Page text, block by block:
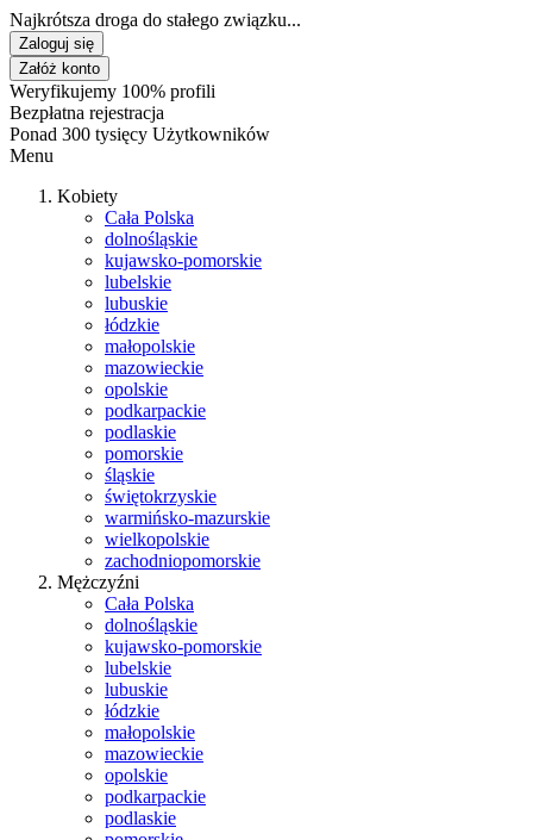
Najkrótsza droga do stałego związku...
Zaloguj się
Załóż konto
Weryfikujemy 100% profili
Bezpłatna rejestracja
Ponad 300 tysięcy Użytkowników
Menu
Kobiety
Cała Polska
dolnośląskie
kujawsko-pomorskie
lubelskie
lubuskie
łódzkie
małopolskie
mazowieckie
opolskie
podkarpackie
podlaskie
pomorskie
śląskie
świętokrzyskie
warmińsko-mazurskie
wielkopolskie
zachodniopomorskie
Mężczyźni
Cała Polska
dolnośląskie
kujawsko-pomorskie
lubelskie
lubuskie
łódzkie
małopolskie
mazowieckie
opolskie
podkarpackie
podlaskie